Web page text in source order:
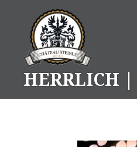
content
HERRLICH